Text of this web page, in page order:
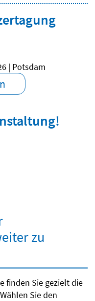
| Potsdam
zu
finden Sie gezielt die
Sie den